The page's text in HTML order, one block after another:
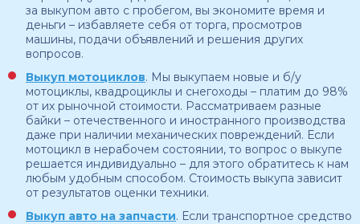
за выкупом авто с пробегом, вы экономите время и
деньги – избавляете себя от торга, просмотров
машины, подачи объявлений и решения других
вопросов.
Выкуп мотоциклов. Мы выкупаем новые и б/у
мотоциклы, квадроциклы и снегоходы – платим до 98%
от их рыночной стоимости. Рассматриваем разные
байки – отечественного и иностранного производства
даже при наличии механических повреждений. Если
мотоцикл в нерабочем состоянии, то вопрос о выкупе
решается индивидуально – для этого обратитесь к нам
любым удобным способом. Стоимость выкупа зависит
от результатов оценки техники.
Выкуп авто на запчасти. Если транспортное средство